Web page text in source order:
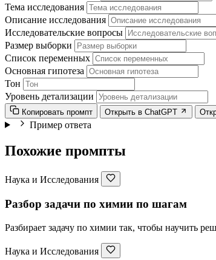
Тема исследования
Описание исследования
Исследовательские вопросы
Размер выборки
Список переменных
Основная гипотеза
Тон
Уровень детализации
Копировать промпт Открыть в ChatGPT
Пример ответа
Похожие промпты
Наука и Исследования
Разбор задачи по химии по шагам
Разбирает задачу по химии так, чтобы научить
Наука и Исследования